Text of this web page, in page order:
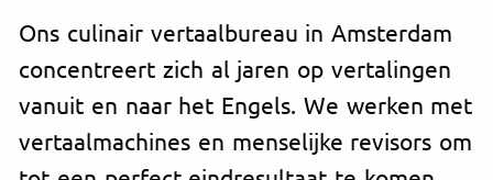
Ons culinair vertaalbureau in Amsterdam
concentreert zich al jaren op vertalingen
vanuit en naar het Engels. We werken met
vertaalmachines en menselijke revisors om